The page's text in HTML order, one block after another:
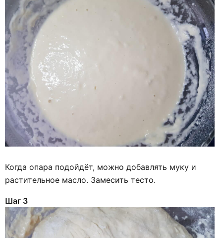
Когда опара подойдёт, можно добавлять муку и
растительное масло. Замесить тесто.
Шаг 3